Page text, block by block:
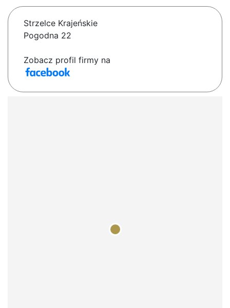
Strzelce Krajeńskie
Pogodna 22
Zobacz profil firmy na